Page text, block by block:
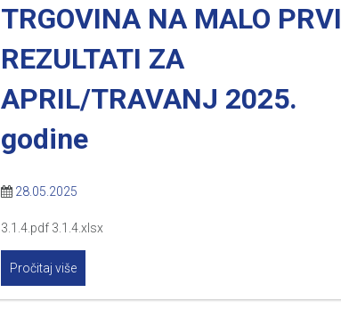
TRGOVINA NA MALO PRVI
REZULTATI ZA
APRIL/TRAVANJ 2025.
godine
28.05.2025
3.1.4.pdf 3.1.4.xlsx
Pročitaj više